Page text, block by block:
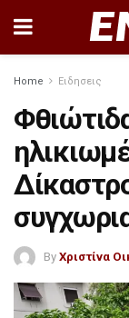
Home Ειδησεις
By Χριστίνα